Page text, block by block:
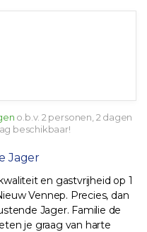
o.b.v. 2 personen, 2 dagen
beschikbaar!
Jager
en gastvrijheid op 1
Vennep. Precies, dan
Jager. Familie de
je graag van harte